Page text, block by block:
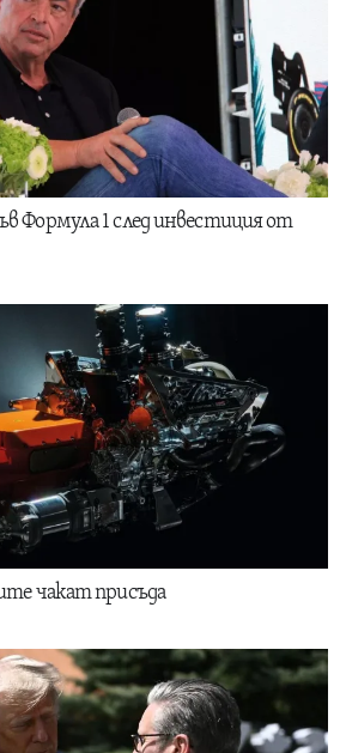
Формула 1 след инвестиция от
чакат присъда